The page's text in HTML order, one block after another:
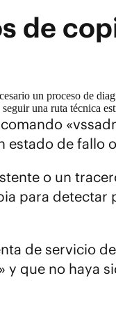
de
un proceso de
una ruta técnica
de fallo
o un
para detectar
de servicio
y que no haya